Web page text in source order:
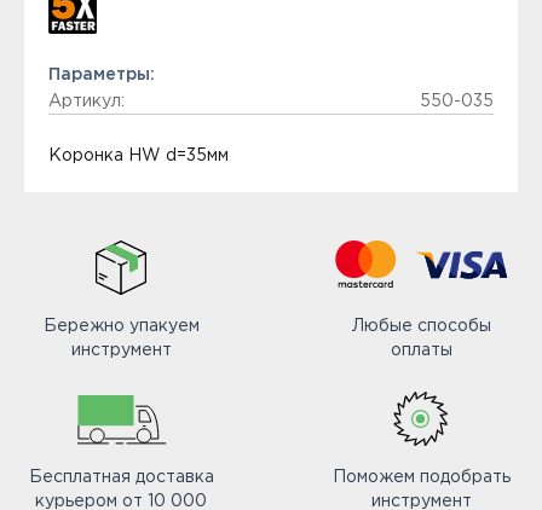
Параметры:
Артикул:
550-035
Коронка HW d=35мм
Бережно упакуем
инструмент
Любые способы
оплаты
Бесплатная доставка
курьером от 10 000
Поможем подобрать
инструмент